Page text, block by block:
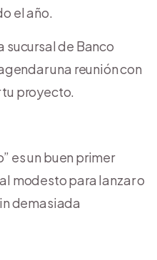
el año.
sucursal de Banco
una reunión con
proyecto.
es un buen primer
modesto para lanzar o
demasiada